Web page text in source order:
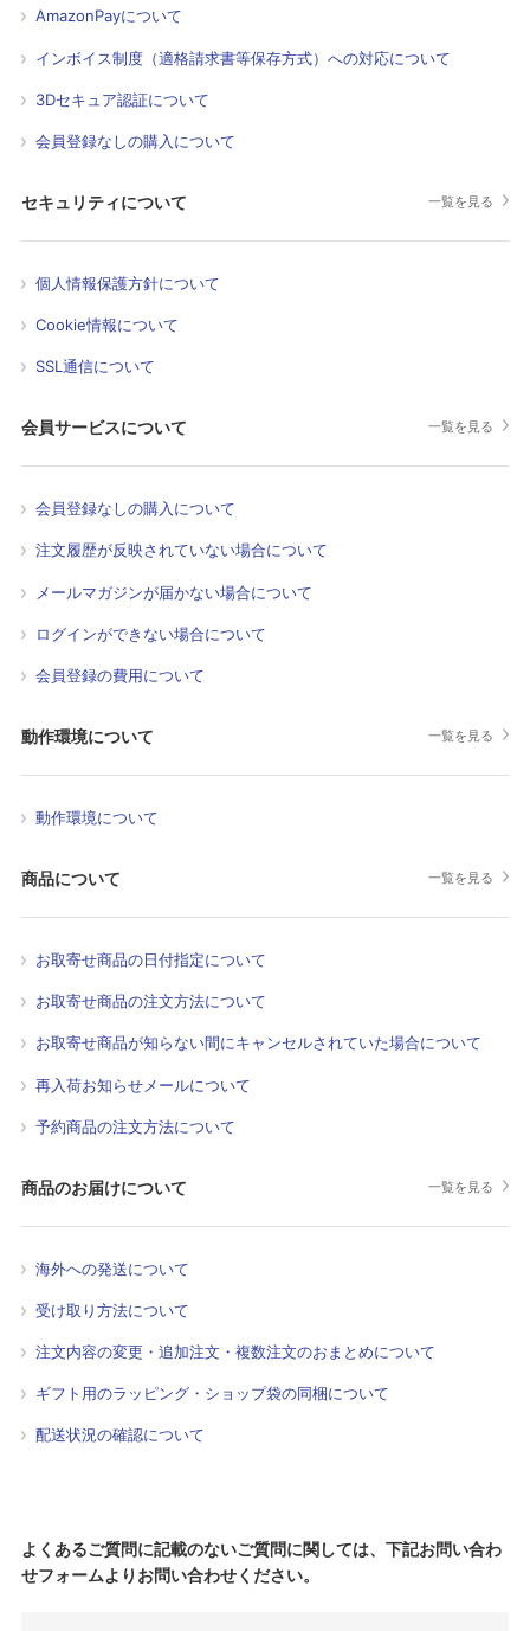
AmazonPayについて
インボイス制度（適格請求書等保存方式）への対応について
3Dセキュア認証について
会員登録なしの購入について
セキュリティについて 一覧を見る
個人情報保護方針について
Cookie情報について
SSL通信について
会員サービスについて 一覧を見る
会員登録なしの購入について
注文履歴が反映されていない場合について
メールマガジンが届かない場合について
ログインができない場合について
会員登録の費用について
動作環境について 一覧を見る
動作環境について
商品について 一覧を見る
お取寄せ商品の日付指定について
お取寄せ商品の注文方法について
お取寄せ商品が知らない間にキャンセルされていた場合について
再入荷お知らせメールについて
予約商品の注文方法について
商品のお届けについて 一覧を見る
海外への発送について
受け取り方法について
注文内容の変更・追加注文・複数注文のおまとめについて
ギフト用のラッピング・ショップ袋の同梱について
配送状況の確認について
よくあるご質問に記載のないご質問に関しては、下記お問い合わ
せフォームよりお問い合わせください。